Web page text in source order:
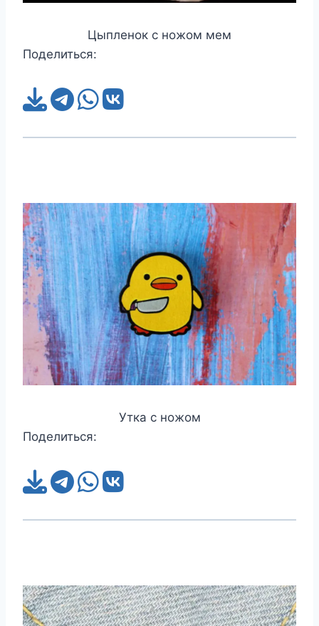
Цыпленок с ножом мем
Поделиться:
Утка с ножом
Поделиться: